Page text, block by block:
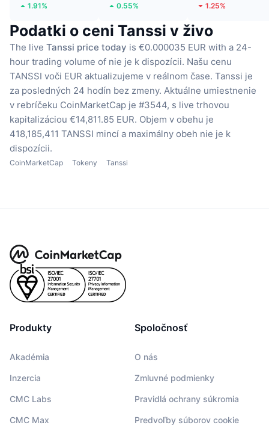
1.91% 0.55% 1.25%
Podatki o ceni Tanssi v živo
The live Tanssi price today is €0.000035 EUR with a 24-
hour trading volume of nie je k dispozícii. Našu cenu
TANSSI voči EUR aktualizujeme v reálnom čase. Tanssi je
za posledných 24 hodín bez zmeny. Aktuálne umiestnenie
v rebríčeku CoinMarketCap je #3544, s live trhovou
kapitalizáciou €14,811.85 EUR. Objem v obehu je
418,185,411 TANSSI mincí a maximálny obeh nie je k
dispozícii.
CoinMarketCap Tokeny Tanssi
Produkty
Akadémia
Inzercia
CMC Labs
CMC Max
Spoločnosť
O nás
Zmluvné podmienky
Pravidlá ochrany súkromia
Predvoľby súborov cookie